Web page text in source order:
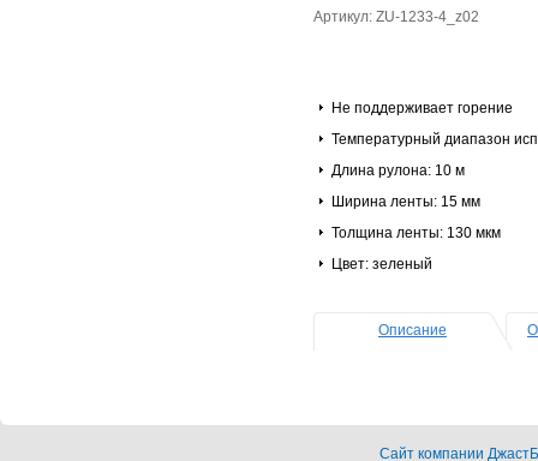
Артикул: ZU-1233-4_z02
Не поддерживает горение
Температурный диапазон
Длина рулона: 10 м
Ширина ленты: 15 мм
Толщина ленты: 130 мкм
Цвет: зеленый
Описание
Cайт компании